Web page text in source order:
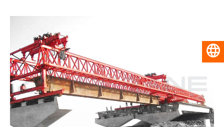
简体中文